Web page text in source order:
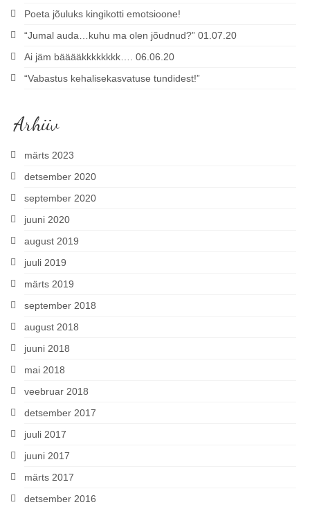
Poeta jõuluks kingikotti emotsioone!
“Jumal auda…kuhu ma olen jõudnud?” 01.07.20
Ai jäm bääääkkkkkkkk…. 06.06.20
“Vabastus kehalisekasvatuse tundidest!”
Arhiiv
märts 2023
detsember 2020
september 2020
juuni 2020
august 2019
juuli 2019
märts 2019
september 2018
august 2018
juuni 2018
mai 2018
veebruar 2018
detsember 2017
juuli 2017
juuni 2017
märts 2017
detsember 2016